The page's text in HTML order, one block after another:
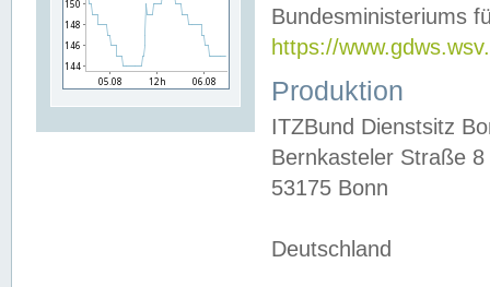
Bundesministeriums
https://
Produktion
ITZBund Dienstsitz
Bernkasteler Straße 8
53175 Bonn
Deutschland